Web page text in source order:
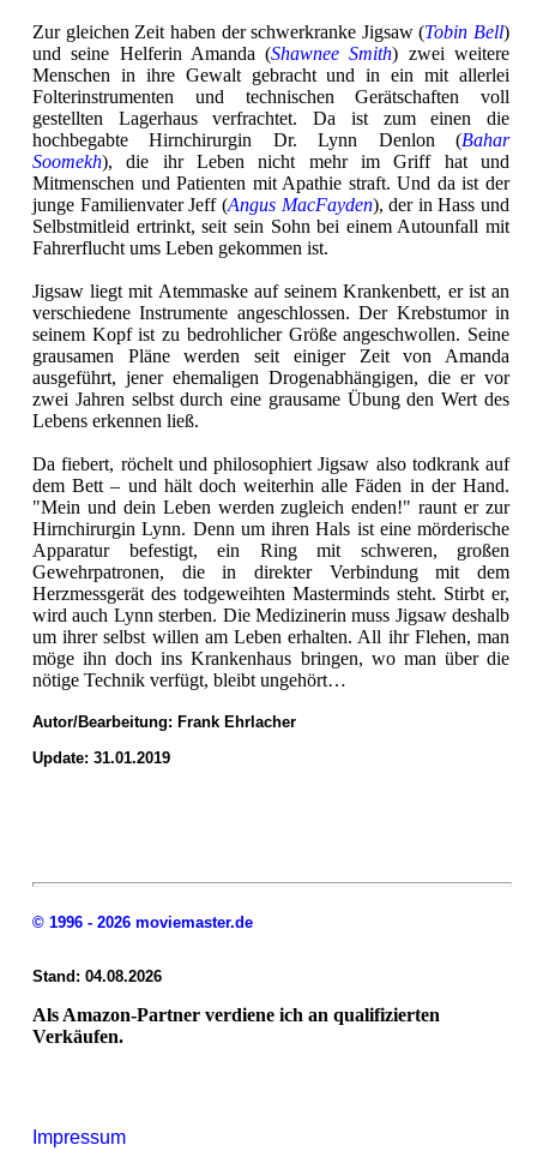
Zur gleichen Zeit haben der schwerkranke Jigsaw (Tobin Bell)
und seine Helferin Amanda (Shawnee Smith) zwei weitere
Menschen in ihre Gewalt gebracht und in ein mit allerlei
Folterinstrumenten und technischen Gerätschaften voll
gestellten Lagerhaus verfrachtet. Da ist zum einen die
hochbegabte Hirnchirurgin Dr. Lynn Denlon (Bahar
Soomekh), die ihr Leben nicht mehr im Griff hat und
Mitmenschen und Patienten mit Apathie straft. Und da ist der
junge Familienvater Jeff (Angus MacFayden), der in Hass und
Selbstmitleid ertrinkt, seit sein Sohn bei einem Autounfall mit
Fahrerflucht ums Leben gekommen ist.
Jigsaw liegt mit Atemmaske auf seinem Krankenbett, er ist an
verschiedene Instrumente angeschlossen. Der Krebstumor in
seinem Kopf ist zu bedrohlicher Größe angeschwollen. Seine
grausamen Pläne werden seit einiger Zeit von Amanda
ausgeführt, jener ehemaligen Drogenabhängigen, die er vor
zwei Jahren selbst durch eine grausame Übung den Wert des
Lebens erkennen ließ.
Da fiebert, röchelt und philosophiert Jigsaw also todkrank auf
dem Bett – und hält doch weiterhin alle Fäden in der Hand.
"Mein und dein Leben werden zugleich enden!" raunt er zur
Hirnchirurgin Lynn. Denn um ihren Hals ist eine mörderische
Apparatur befestigt, ein Ring mit schweren, großen
Gewehrpatronen, die in direkter Verbindung mit dem
Herzmessgerät des todgeweihten Masterminds steht. Stirbt er,
wird auch Lynn sterben. Die Medizinerin muss Jigsaw deshalb
um ihrer selbst willen am Leben erhalten. All ihr Flehen, man
möge ihn doch ins Krankenhaus bringen, wo man über die
nötige Technik verfügt, bleibt ungehört…
Autor/Bearbeitung: Frank Ehrlacher
Update: 31.01.2019
© 1996 - 2026 moviemaster.de
Stand: 04.08.2026
Als Amazon-Partner verdiene ich an qualifizierten
Verkäufen.
Impressum